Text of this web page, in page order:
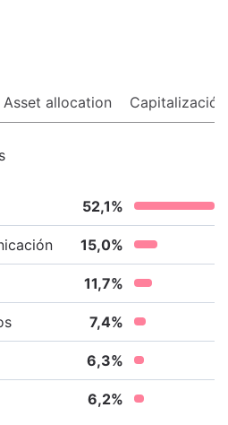
Asset allocation Capitalización
52,1%
15,0%
11,7%
7,4%
6,3%
6,2%